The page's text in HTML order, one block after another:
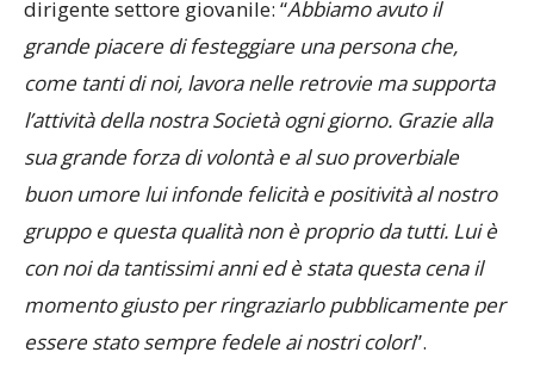
Amministratore Delegato insieme a Bruno Bianchi,
dirigente settore giovanile: “Abbiamo avuto il
grande piacere di festeggiare una persona che,
come tanti di noi, lavora nelle retrovie ma supporta
l’attività della nostra Società ogni giorno. Grazie alla
sua grande forza di volontà e al suo proverbiale
buon umore lui infonde felicità e positività al nostro
gruppo e questa qualità non è proprio da tutti. Lui è
con noi da tantissimi anni ed è stata questa cena il
momento giusto per ringraziarlo pubblicamente per